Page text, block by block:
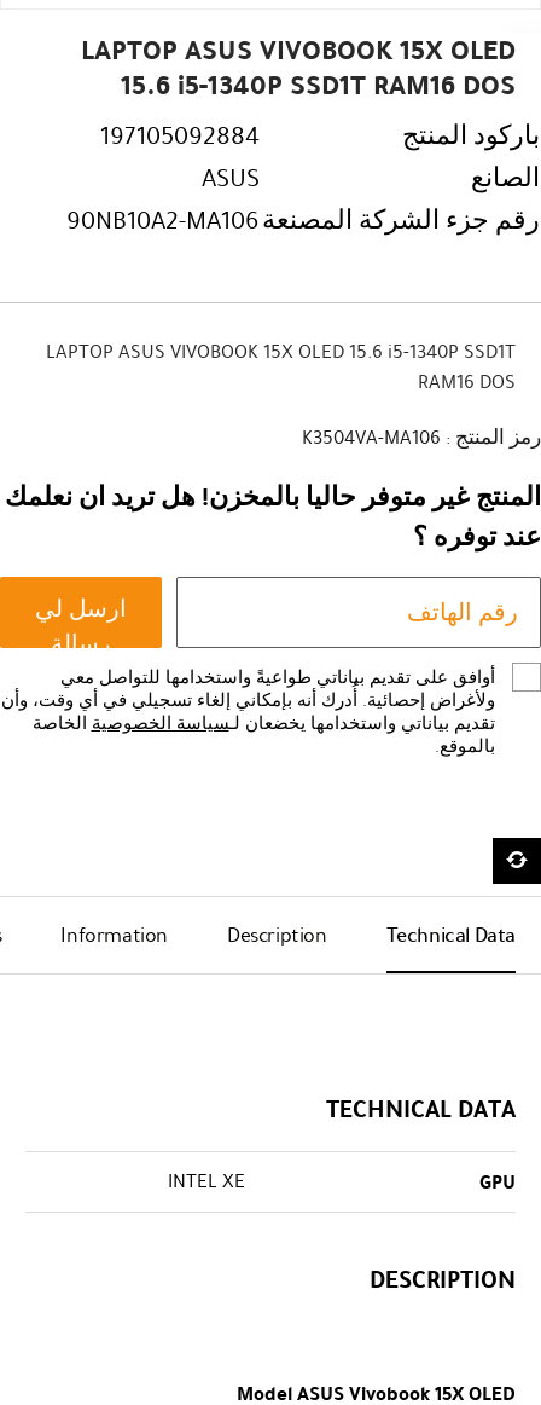
LAPTOP ASUS VIVOBOOK 15X OLED
15.6 i5-1340P SSD1T RAM16 DOS
باركود المنتج
197105092884
الصانع
ASUS
رقم جزء الشركة المصنعة90NB10A2-MA106
LAPTOP ASUS VIVOBOOK 15X OLED 15.6 i5-1340P SSD1T
RAM16 DOS
رمز المنتج : K3504VA-MA106
المنتج غير متوفر حاليا بالمخزن! هل تريد ان نعلمك
عند توفره ؟
ارسل لي
رسالة
أوافق على تقديم بياناتي طواعيةً واستخدامها للتواصل معي
ولأغراض إحصائية. أُدرك أنه بإمكاني إلغاء تسجيلي في أي وقت، وأن
تقديم بياناتي واستخدامها يخضعان لـسياسة الخصوصية الخاصة
بالموقع.
Technical Data
Description
Information
TECHNICAL DATA
GPU
INTEL XE
DESCRIPTION
ModelASUS Vivobook 15X OLED